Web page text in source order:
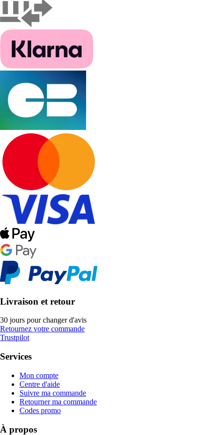
Livraison et retour
30 jours pour changer d'avis
Retournez votre commande
Trustpilot
Services
Mon compte
Centre d'aide
Suivre ma commande
Retourner ma commande
Codes promo
À propos